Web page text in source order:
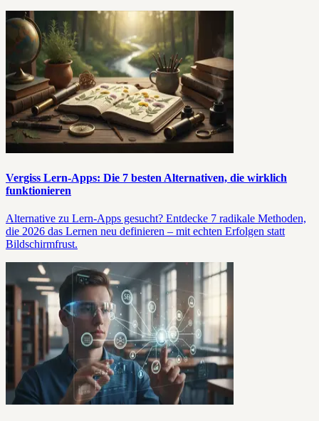
Vergiss Lern-Apps: Die 7 besten Alternativen, die wirklich
funktionieren
Alternative zu Lern-Apps gesucht? Entdecke 7 radikale Methoden,
die 2026 das Lernen neu definieren – mit echten Erfolgen statt
Bildschirmfrust.